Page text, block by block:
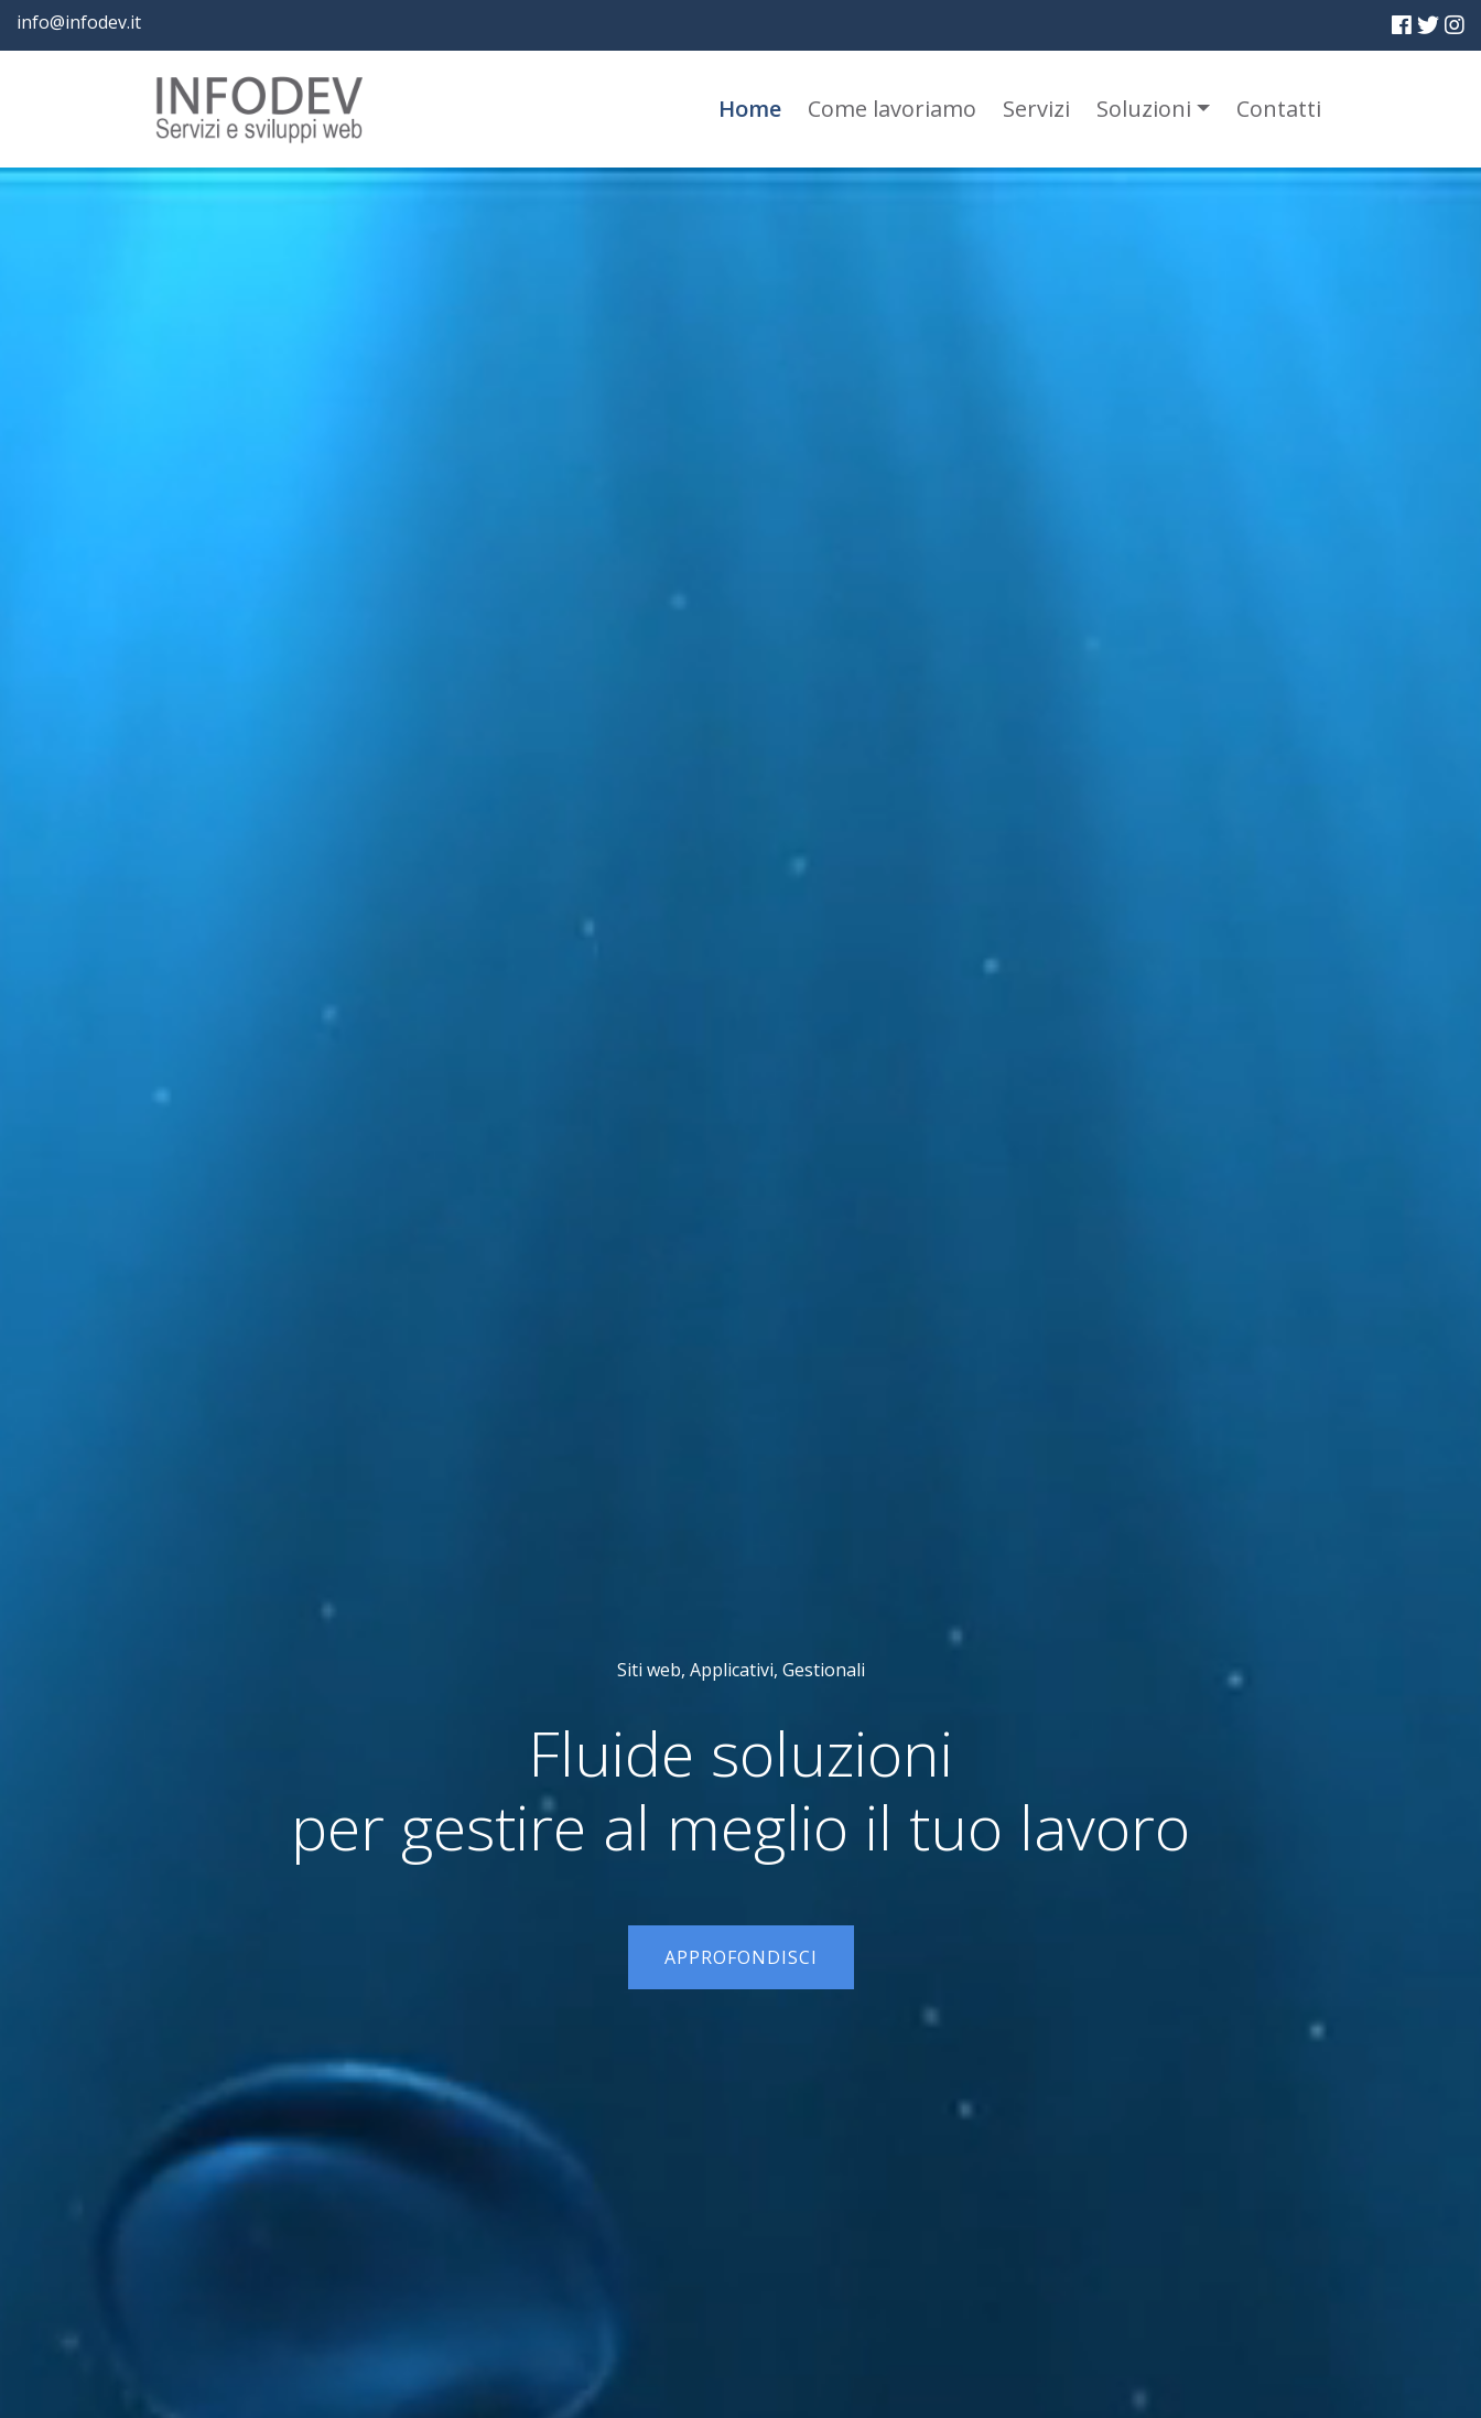
info@infodev.it
Home Come lavoriamo Servizi Soluzioni Contatti
Siti web, Applicativi, Gestionali
Fluide soluzioni
per gestire al meglio il tuo lavoro
APPROFONDISCI